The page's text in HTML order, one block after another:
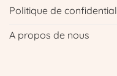
Politique de
A propos de nous